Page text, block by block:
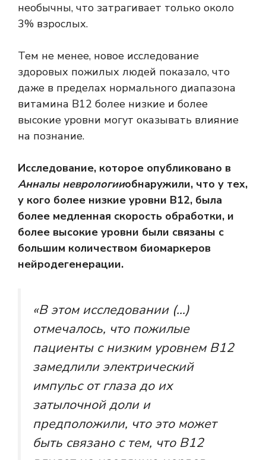
необычны, что затрагивает только около
3% взрослых.
Тем не менее, новое исследование
здоровых пожилых людей показало, что
даже в пределах нормального диапазона
витамина B12 более низкие и более
высокие уровни могут оказывать влияние
на познание.
Исследование, которое опубликовано в
Анналы неврологииобнаружили, что у тех,
у кого более низкие уровни B12, была
более медленная скорость обработки, и
более высокие уровни были связаны с
большим количеством биомаркеров
нейродегенерации.
«В этом исследовании (…)
отмечалось, что пожилые
пациенты с низким уровнем B12
замедлили электрический
импульс от глаза до их
затылочной доли и
предположили, что это может
быть связано с тем, что B12